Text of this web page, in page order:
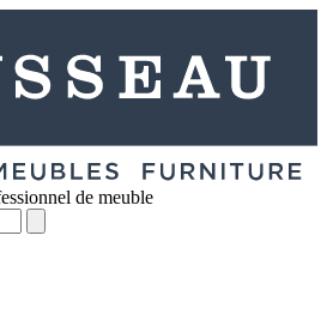
de meuble